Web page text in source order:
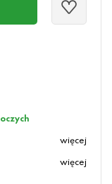
więcej
więcej